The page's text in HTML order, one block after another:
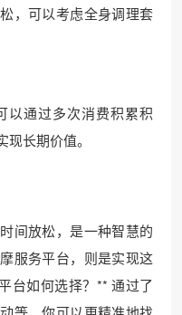
，可以考虑全身调理套
以通过多次消费积累积
长期价值。
间放松，是一种智慧的
服务平台，则是实现这
台如何选择？** 通过了